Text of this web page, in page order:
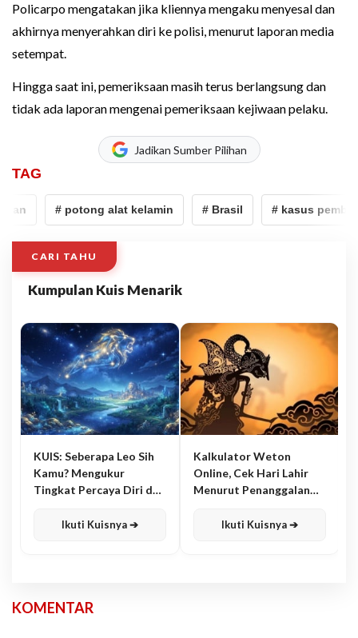
Policarpo mengatakan jika kliennya mengaku menyesal dan
akhirnya menyerahkan diri ke polisi, menurut laporan media
setempat.
Hingga saat ini, pemeriksaan masih terus berlangsung dan
tidak ada laporan mengenai pemeriksaan kejiwaan pelaku.
Jadikan Sumber Pilihan
TAG
# potong alat kelamin # Brasil # kasus
CARI TAHU
Kumpulan Kuis Menarik
KUIS: Seberapa Leo Sih
Kamu? Mengukur
Tingkat Percaya Diri dan
Ikuti Kuisnya ➔
Kalkulator Weton
Online, Cek Hari Lahir
Menurut Penanggalan
Ikuti Kuisnya ➔
KOMENTAR